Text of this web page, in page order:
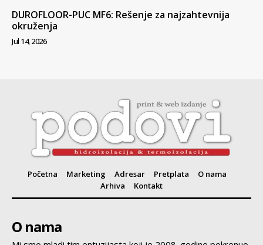
DUROFLOOR-PUC MF6: Rešenje za najzahtevnija
okruženja
Jul 14, 2026
Početna Marketing Adresar Pretplata
O nama
Arhiva
Kontakt
O nama